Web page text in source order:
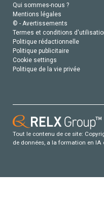
Qui sommes-nous ?
Mentions légales
© - Avertissements
Termes et conditions
Politique rédactionnelle
Politique publicitaire
Cookie settings
Politique de la vie privée
Tout le contenu de ce site:
de données, a la formation en